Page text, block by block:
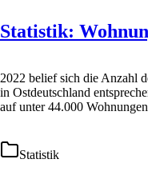
Statistik:
2022 belief sich die Anzahl
in Ostdeutschland
auf unter 44.000
Statistik